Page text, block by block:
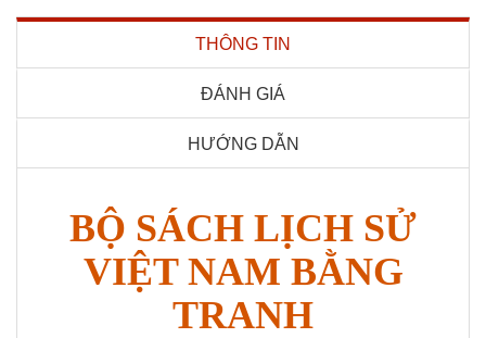
THÔNG TIN
ĐÁNH GIÁ
HƯỚNG DẪN
BỘ SÁCH LỊCH SỬ
VIỆT NAM BẰNG
TRANH